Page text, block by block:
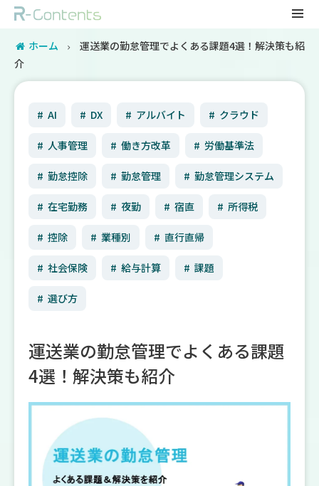
ホーム
運送業の勤怠管理でよくある課題4選！解決策も紹
介
AI DX アルバイト クラウド
人事管理 働き方改革 労働基準法
勤怠控除 勤怠管理 勤怠管理システム
在宅勤務 夜勤 宿直 所得税
控除 業種別 直行直帰
社会保険 給与計算 課題
選び方
運送業の勤怠管理でよくある課題
4選！解決策も紹介